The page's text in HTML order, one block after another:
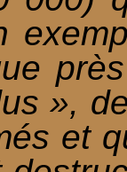
»,
et